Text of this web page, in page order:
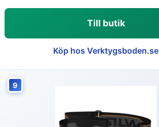
Till butik
Köp hos Verktygsboden.se
9